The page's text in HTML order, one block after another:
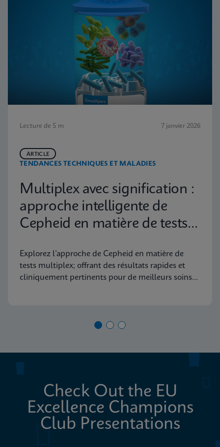
Lecture de 5 m 7 janvier 2026
TENDANCES TECHNIQUES ET MALADIES
ARTICLE
Multiplex avec signification :
approche intelligente de
Cepheid en matière de tests
Explorez l’approche de Cepheid en matière de
tests multiplex; offrant des résultats rapides et
cliniquement pertinents pour de meilleurs soins
Check Out the EU
Excellence Champions
Club Presentations